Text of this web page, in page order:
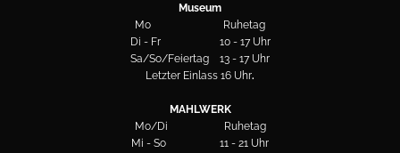
Museum
Mo Ruhetag
Di - Fr 10 - 17 Uhr
Sa/So/Feiertag 13 - 17 Uhr
Letzter Einlass 16 Uhr.
MAHLWERK
Mo/Di Ruhetag
Mi - So 11 - 21 Uhr